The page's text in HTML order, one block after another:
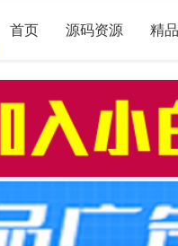
首页 源码资源 精